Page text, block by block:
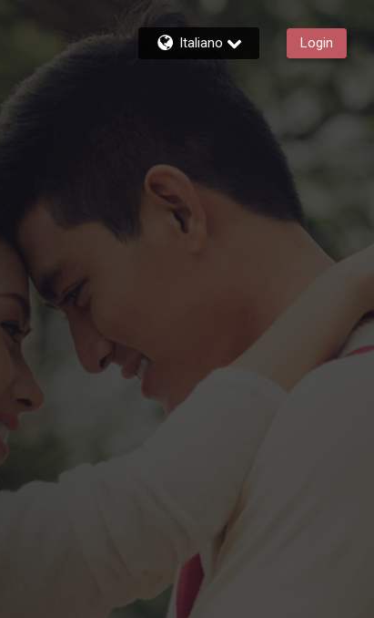
Italiano Login